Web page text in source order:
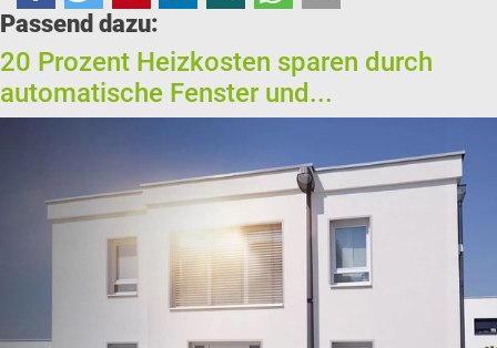
Passend dazu:
20 Prozent Heizkosten sparen durch
automatische Fenster und...